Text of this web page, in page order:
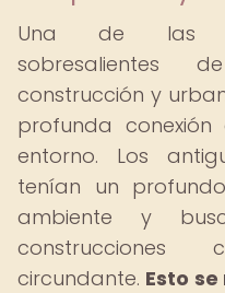
Una de las
construcción y
profunda
entorno. Los
tenían un
ambiente y
circundante. Esto